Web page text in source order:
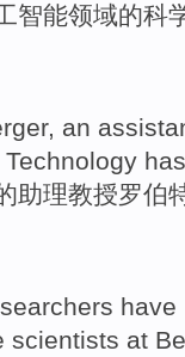
智能领域的科
, an
助理教授罗伯
scientists at